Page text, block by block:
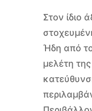
Στον ίδιο
Ήδη από
μελέτη